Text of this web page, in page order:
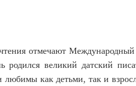
Г.Х.
отмечают Международный
великий датский
любимы как детьми, так и